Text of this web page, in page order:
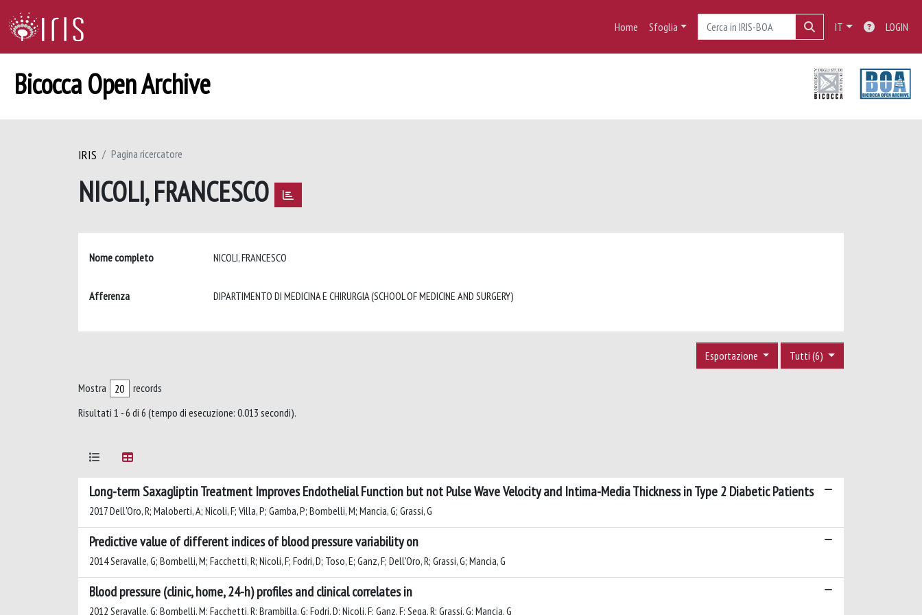
Home Sfoglia IT LOGIN
Bicocca Open Archive
IRIS Pagina ricercatore
NICOLI, FRANCESCO
Nome completo NICOLI, FRANCESCO
Afferenza DIPARTIMENTO DI MEDICINA E CHIRURGIA (SCHOOL OF MEDICINE AND SURGERY)
Tutti (6)
Esportazione
Mostra
records
Risultati 1 - 6 di 6 (tempo di esecuzione: 0.013 secondi).
Long-term Saxagliptin Treatment Improves Endothelial Function but not Pulse Wave Velocity and Intima-Media Thickness in Type 2 Diabetic Patients
2017 Dell'Oro, R; Maloberti, A; Nicoli, F; Villa, P; Gamba, P; Bombelli, M; Mancia, G; Grassi, G
Predictive value of different indices of blood pressure variability on
2014 Seravalle, G; Bombelli, M; Facchetti, R; Nicoli, F; Fodri, D; Toso, E; Ganz, F; Dell'Oro, R; Grassi, G; Mancia, G
Blood pressure (clinic, home, 24-h) profiles and clinical correlates in
2012 Seravalle, G; Bombelli, M; Facchetti, R; Brambilla, G; Fodri, D; Nicoli, F; Ganz, F; Sega, R; Grassi, G; Mancia, G